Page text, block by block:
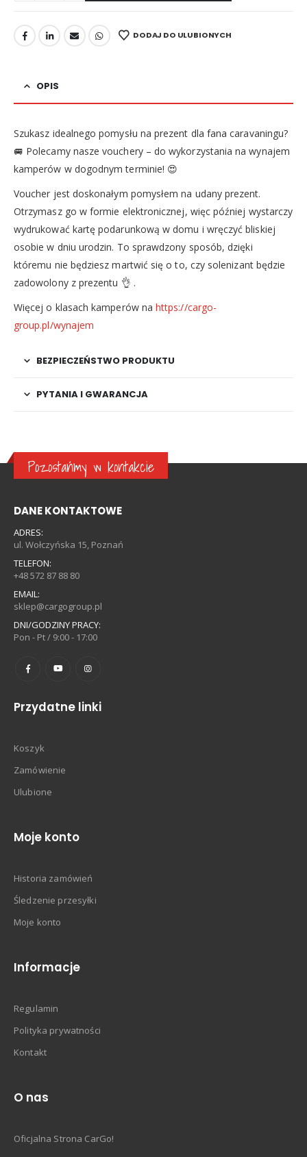
DODAJ DO ULUBIONYCH
OPIS
Szukasz idealnego pomysłu na prezent dla fana caravaningu?
🚐 Polecamy nasze vouchery – do wykorzystania na wynajem
kamperów w dogodnym terminie! 😍
Voucher jest doskonałym pomysłem na udany prezent.
Otrzymasz go w formie elektronicznej, więc później wystarczy
wydrukować kartę podarunkową w domu i wręczyć bliskiej
osobie w dniu urodzin. To sprawdzony sposób, dzięki
któremu nie będziesz martwić się o to, czy solenizant będzie
zadowolony z prezentu 👌 .
Więcej o klasach kamperów nahttps://cargo-
group.pl/wynajem
BEZPIECZEŃSTWO PRODUKTU
PYTANIA I GWARANCJA
Pozostańmy w kontakcie
DANE KONTAKTOWE
ADRES:
ul. Wołczyńska 15, Poznań
TELEFON:
+48 572 87 88 80
EMAIL:
sklep@cargogroup.pl
DNI/GODZINY PRACY:
Pon - Pt / 9:00 - 17:00
Przydatne linki
Koszyk
Zamówienie
Ulubione
Moje konto
Historia zamówień
Śledzenie przesyłki
Moje konto
Informacje
Regulamin
Polityka prywatności
Kontakt
O nas
Oficjalna Strona CarGo!